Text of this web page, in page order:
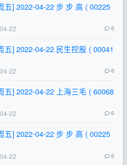
五] 2022-04-22 步 步 高 ( 00225
22 0
五] 2022-04-22 民生控股 ( 00041
22 0
五] 2022-04-22 上海三毛 ( 60068
22 0
五] 2022-04-22 步 步 高 ( 00225
22 0